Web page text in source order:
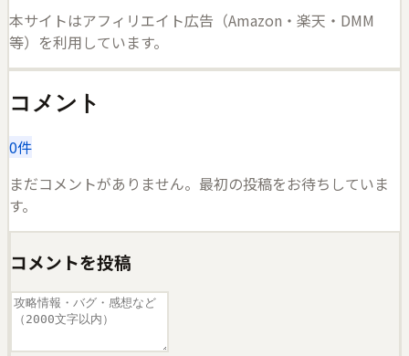
本サイトはアフィリエイト広告（Amazon・楽天・DMM
等）を利用しています。
コメント
0件
まだコメントがありません。最初の投稿をお待ちしていま
す。
コメントを投稿